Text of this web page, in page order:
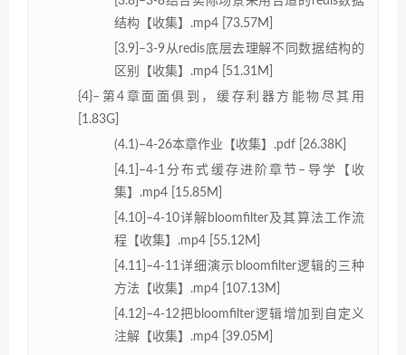
结构【收集】.mp4 [73.57M]
[3.9]–3-9从redis底层去理解不同数据结构的
区别【收集】.mp4 [51.31M]
{4}–第4章面面俱到，缓存利器方能物尽其用
[1.83G]
(4.1)–4-26本章作业【收集】.pdf [26.38K]
[4.1]–4-1分布式缓存进阶章节–导学【收
集】.mp4 [15.85M]
[4.10]–4-10详解bloomfilter及其算法工作流
程【收集】.mp4 [55.12M]
[4.11]–4-11详细演示bloomfilter逻辑的三种
方法【收集】.mp4 [107.13M]
[4.12]–4-12把bloomfilter逻辑增加到自定义
注解【收集】.mp4 [39.05M]